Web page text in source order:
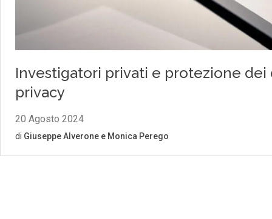
Investigatori privati e protezione
privacy
20 Agosto 2024
di Giuseppe Alverone e Monica Perego